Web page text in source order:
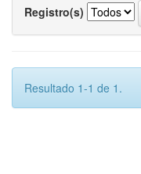
Registro(s)
Resultado 1-1 de 1.